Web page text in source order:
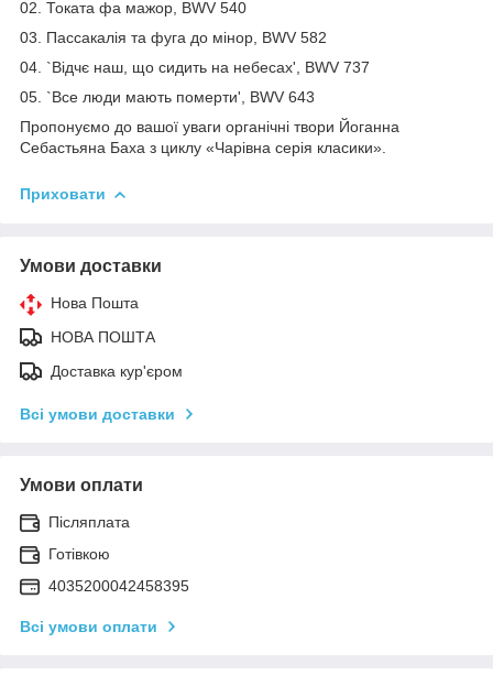
02. Токата фа мажор, BWV 540
03. Пассакалія та фуга до мінор, BWV 582
04. `Відчє наш, що сидить на небесах', BWV 737
05. `Все люди мають померти', BWV 643
Пропонуємо до вашої уваги органічні твори Йоганна
Себастьяна Баха з циклу «Чарівна серія класики».
Приховати
Умови доставки
Нова Пошта
НОВА ПОШТА
Доставка кур'єром
Всі умови доставки
Умови оплати
Післяплата
Готівкою
4035200042458395
Всі умови оплати